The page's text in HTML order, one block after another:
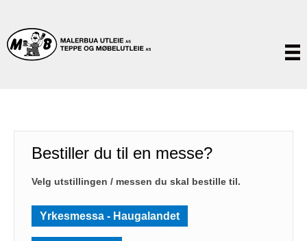
Bestiller du til en messe?
Velg utstillingen / messen du skal bestille til.
Yrkesmessa - Haugalandet